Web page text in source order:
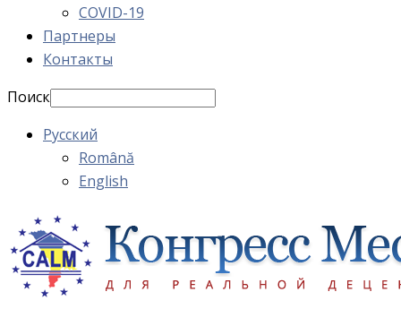
COVID-19
Партнеры
Контакты
Поиск
Русский
Română
English